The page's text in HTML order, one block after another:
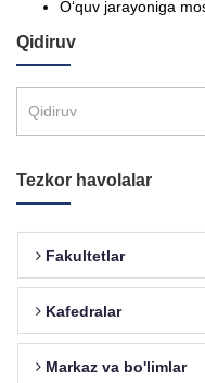
O‘quv jarayoniga
Qidiruv
Tezkor havolalar
Fakultetlar
Kafedralar
Markaz va bo'limlar